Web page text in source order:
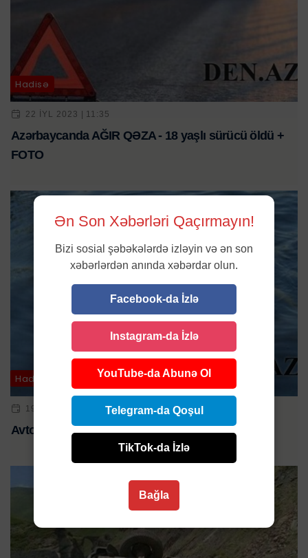
Hadisə
22 IYL 2023 | 11:35
Azərbaycanda AĞIR QƏZA - 18 yaşlı sürücü öldü +
FOTO
Hadisə
19 YAN 2025 | 18:51
Avtomobil kanala aşdı - xəsarət alanlar var
Ən Son Xəbərləri Qaçırmayın!
Bizi sosial şəbəkələrdə izləyin və ən son
xəbərlərdən anında xəbərdar olun.
Facebook-da İzlə
Instagram-da İzlə
YouTube-da Abunə Ol
Telegram-da Qoşul
TikTok-da İzlə
Bağla